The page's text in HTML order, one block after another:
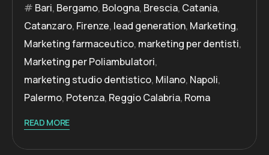
Bari, Bergamo, Bologna, Brescia, Catania,
Catanzaro, Firenze, lead generation, Marketing,
Marketing farmaceutico, marketing per dentisti,
Marketing per Poliambulatori,
marketing studio dentistico, Milano, Napoli,
Palermo, Potenza, Reggio Calabria, Roma
READ MORE